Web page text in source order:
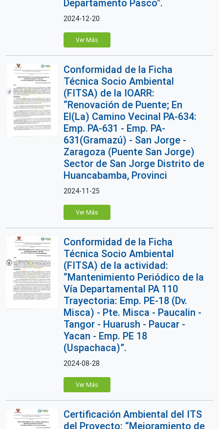
Departamento Pasco".
2024-12-20
Ver Más
Conformidad de la Ficha
Técnica Socio Ambiental
(FITSA) de la IOARR:
“Renovación de Puente; En
El(La) Camino Vecinal PA-634:
Emp. PA-631 - Emp. PA-
631(Gramazú) - San Jorge -
Zaragoza (Puente San Jorge)
Sector de San Jorge Distrito de
Huancabamba, Provinci
2024-11-25
Ver Más
Conformidad de la Ficha
Técnica Socio Ambiental
(FITSA) de la actividad:
“Mantenimiento Periódico de la
Vía Departamental PA 110
Trayectoria: Emp. PE-18 (Dv.
Misca) - Pte. Misca - Paucalin -
Tangor - Huarush - Paucar -
Yacan - Emp. PE 18
(Uspachaca)”.
2024-08-28
Ver Más
Certificación Ambiental del ITS
del Proyecto: “Mejoramiento de